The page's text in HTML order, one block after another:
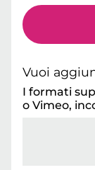
Vuoi
I formati
o Vimeo,